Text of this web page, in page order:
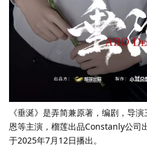
《垂涎》是弄简兼原著，编剧，导
恩等主演，榴莲出品Constanly公司
于2025年7月12日播出。